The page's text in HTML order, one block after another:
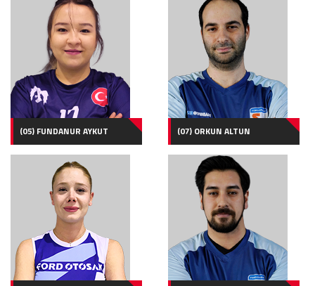
(05) FUNDANUR AYKUT (07) ORKUN ALTUN